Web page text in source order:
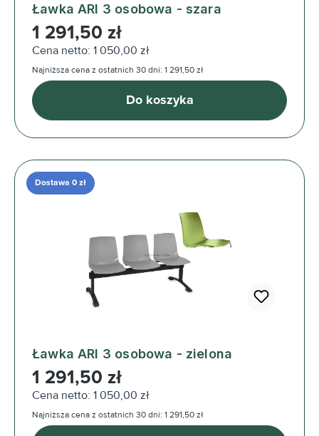
Ławka ARI 3 osobowa - szara
Cena regularna:
1 291,50 zł
Cena netto: 1 050,00 zł
Najniższa cena z ostatnich 30 dni: 1 291,50 zł
Do koszyka
Ławka ARI 3 osobowa - zielona
Dostawa 0 zł
Cena regularna:
1 291,50 zł
Cena netto: 1 050,00 zł
Najniższa cena z ostatnich 30 dni: 1 291,50 zł